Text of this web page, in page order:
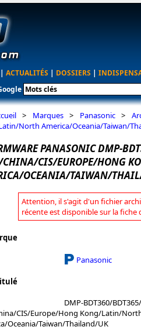
| ACTUALITÉS | DOSSIERS |
> Marques> Panasonic>
North America/Oceania/Taiwan/
PANASONIC DMP-
CIS/EUROPE/HONG
OCEANIA/TAIWAN/
Attention, il s'agit d'un fichier
récente est disponible sur la fiche
Panasonic
DMP-BDT360/
CIS/Europe/Hong Kong/Latin/
Oceania/Taiwan/Thailand/UK